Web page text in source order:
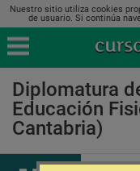
Nuestro sitio utiliza cookies
de usuario. Si continúa
Diplomatura
Educación
Cantabria)